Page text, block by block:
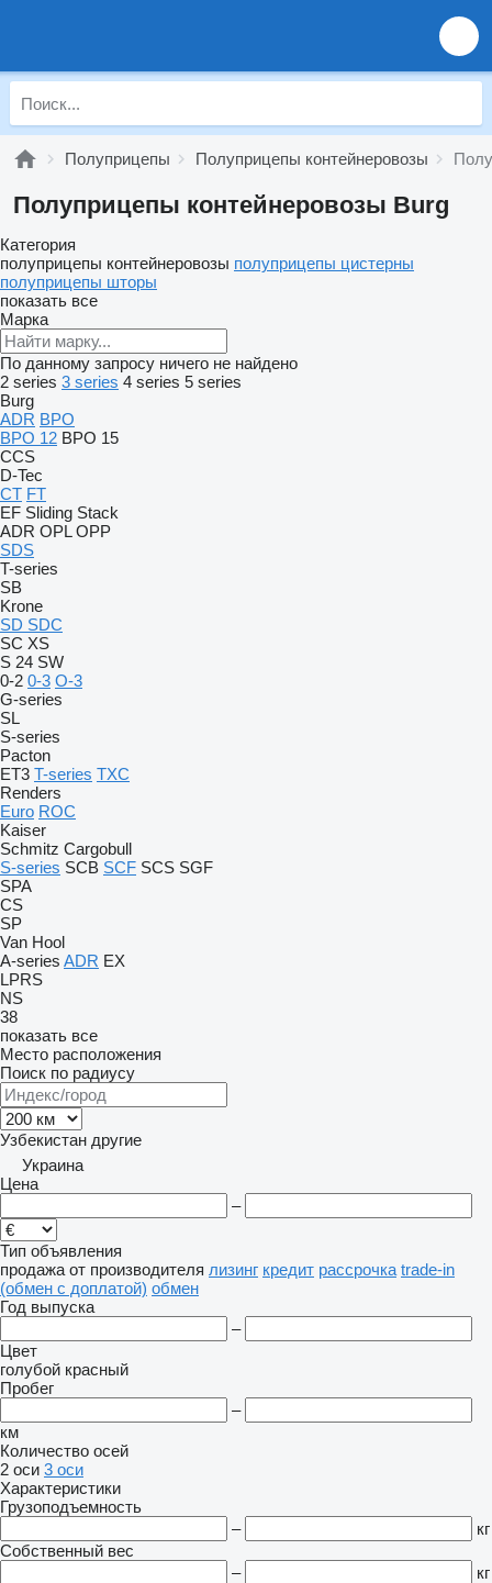
Полуприцепы Полуприцепы контейнеровозы
Полуприцепы контейнеровозы Burg
Категория
полуприцепы контейнеровозы полуприцепы цистерны
полуприцепы шторы
показать все
Марка
По данному запросу ничего не найдено
2 series 3 series 4 series 5 series
Burg
ADR BPO
BPO 12 BPO 15
CCS
D-Tec
CT FT
EF Sliding Stack
ADR OPL OPP
SDS
T-series
SB
Krone
SD SDC
SC XS
S 24 SW
0-2 0-3 O-3
G-series
SL
S-series
Pacton
ET3 T-series TXC
Renders
Euro ROC
Kaiser
Schmitz Cargobull
S-series SCB SCF SCS SGF
SPA
CS
SP
Van Hool
A-series ADR EX
LPRS
NS
38
показать все
Место расположения
Поиск по радиусу
Узбекистан другие
Украина
Цена
–
Тип объявления
продажа от производителя лизинг кредит рассрочка trade-in
(обмен с доплатой) обмен
Год выпуска
–
Цвет
голубой красный
Пробег
–
км
Количество осей
2 оси 3 оси
Характеристики
Грузоподъемность
–
кг
Собственный вес
–
кг